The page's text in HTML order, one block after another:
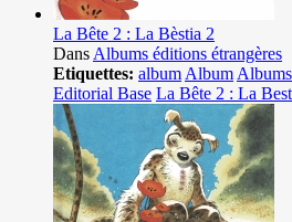
La Bête 2 : La Bèstia 2
Dans Albums éditions étrangères
Etiquettes: album Album
Editorial Base La Bête 2 : La